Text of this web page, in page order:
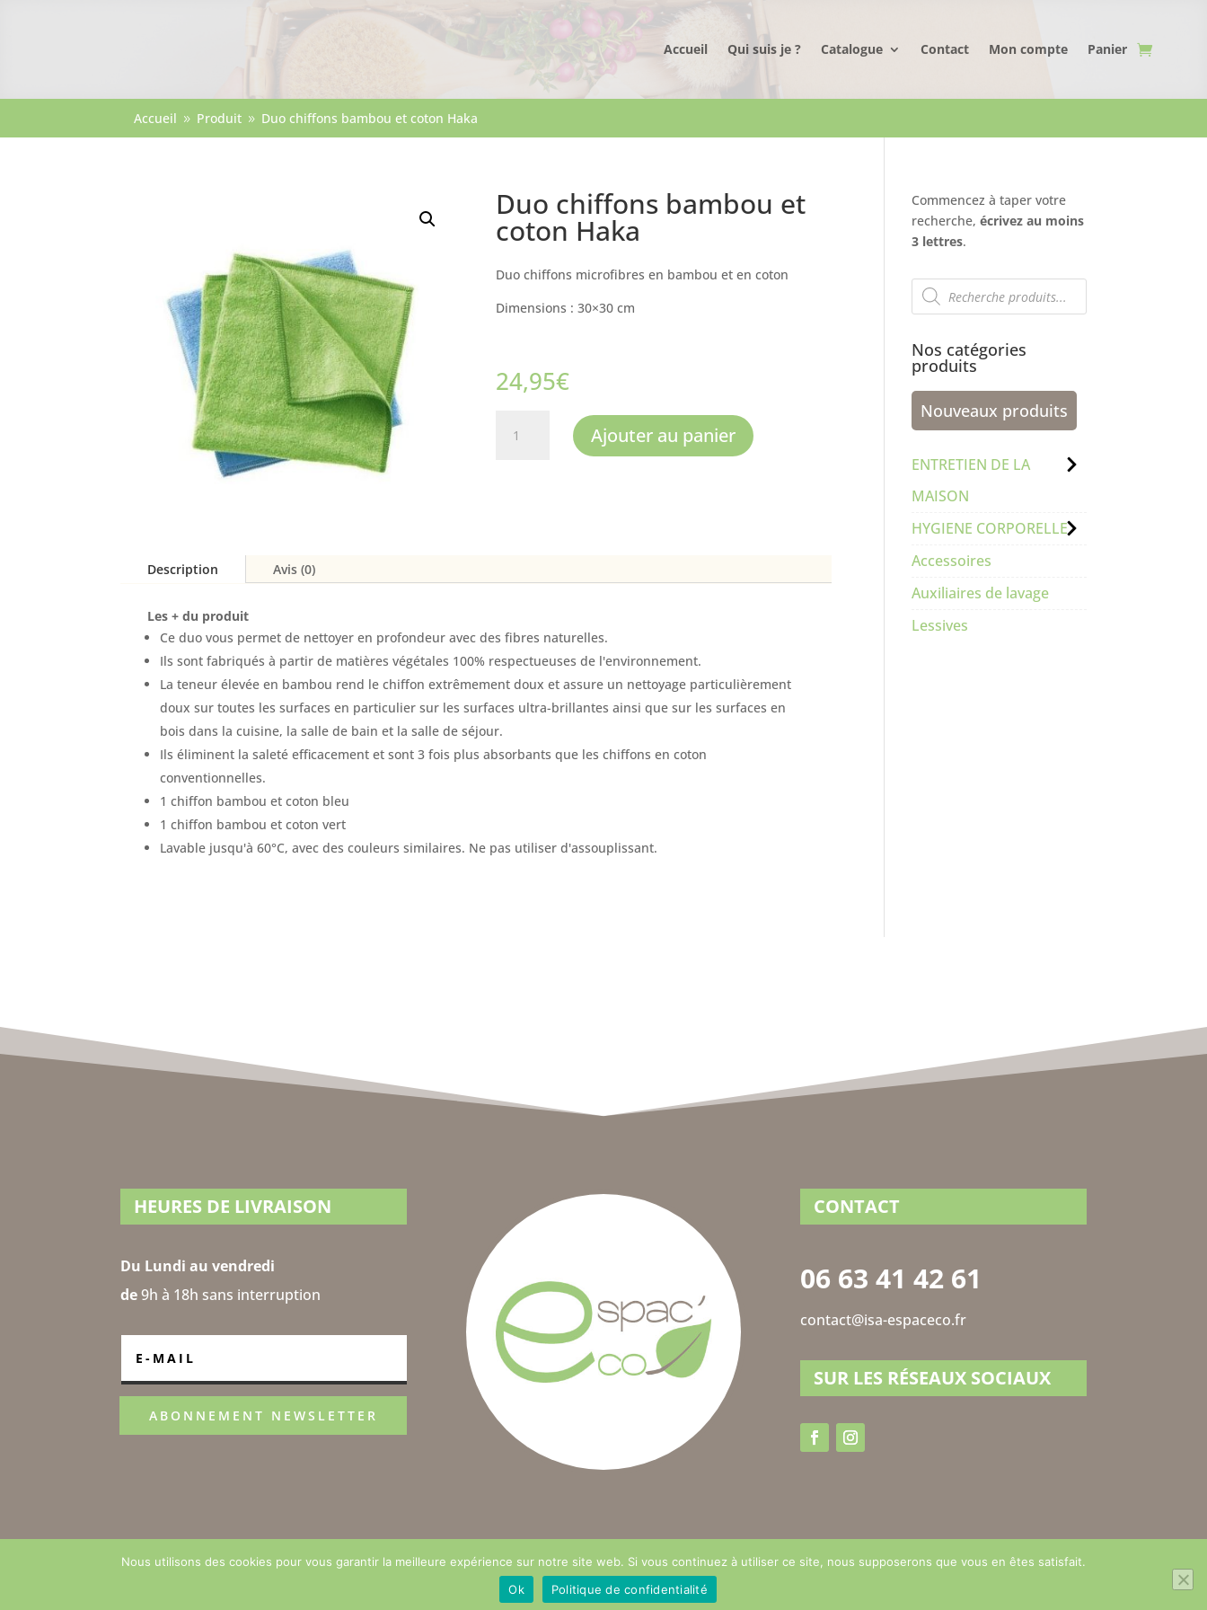
Accueil Qui suis je ? Catalogue Contact Mon compte Panier
Accueil 9 Produit 9 Duo chiffons bambou et coton Haka
Duo chiffons bambou et
coton Haka
Duo chiffons microfibres en bambou et en coton
Dimensions : 30×30 cm
24,95€
Ajouter au panier
Description Avis (0)
Les + du produit
Ce duo vous permet de nettoyer en profondeur avec des fibres naturelles.
Ils sont fabriqués à partir de matières végétales 100% respectueuses de l'environnement.
La teneur élevée en bambou rend le chiffon extrêmement doux et assure un nettoyage particulièrement
doux sur toutes les surfaces en particulier sur les surfaces ultra-brillantes ainsi que sur les surfaces en
bois dans la cuisine, la salle de bain et la salle de séjour.
Ils éliminent la saleté efficacement et sont 3 fois plus absorbants que les chiffons en coton
conventionnelles.
1 chiffon bambou et coton bleu
1 chiffon bambou et coton vert
Lavable jusqu'à 60°C, avec des couleurs similaires. Ne pas utiliser d'assouplissant.
Commencez à taper votre
recherche,écrivez au moins
3 lettres.
Recherche
de
produits
Nos catégories
produits
Nouveaux produits
ENTRETIEN DE LA
MAISON
HYGIENE CORPORELLE
Accessoires
Auxiliaires de lavage
Lessives
HEURES DE LIVRAISON
Du Lundi au vendredi
de9h à 18h sans interruption
ABONNEMENT NEWSLETTER
CONTACT
06 63 41 42 61
contact@isa-espaceco.fr
SUR LES RÉSEAUX SOCIAUX
Création de site par DciWeb Mentions légales
Nous utilisons des cookies pour vous garantir la meilleure expérience sur notre site web. Si vous continuez à utiliser ce site, nous supposerons que vous en êtes satisfait.
Ok
Politique de confidentialité